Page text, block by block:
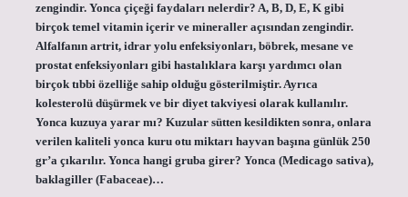
zengindir. Yonca çiçeği faydaları nelerdir? A, B, D, E, K gibi
birçok temel vitamin içerir ve mineraller açısından zengindir.
Alfalfanın artrit, idrar yolu enfeksiyonları, böbrek, mesane ve
prostat enfeksiyonları gibi hastalıklara karşı yardımcı olan
birçok tıbbi özelliğe sahip olduğu gösterilmiştir. Ayrıca
kolesterolü düşürmek ve bir diyet takviyesi olarak kullanılır.
Yonca kuzuya yarar mı? Kuzular sütten kesildikten sonra, onlara
verilen kaliteli yonca kuru otu miktarı hayvan başına günlük 250
gr’a çıkarılır. Yonca hangi gruba girer? Yonca (Medicago sativa),
baklagiller (Fabaceae)…